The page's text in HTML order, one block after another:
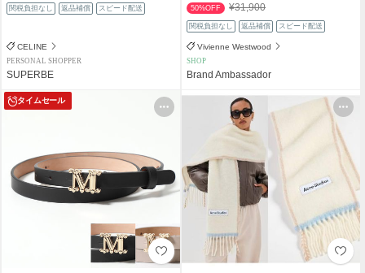
関税負担なし 返品補償 スピード配送
CELINE
PERSONAL SHOPPER
SUPERBE
50%OFF ¥31,900
関税負担なし 返品補償 スピード配送
Vivienne Westwood
SHOP
Brand Ambassador
タイムセール